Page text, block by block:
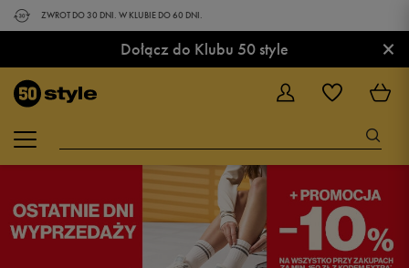
ZWROT DO 30 DNI. W KLUBIE DO 60 DNI.
Dołącz do Klubu 50 style ×